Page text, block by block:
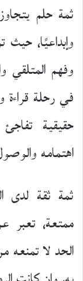
ثمة حلم
وإبداعيًا،
وفهم المتلقي
في رحلة
حقيقية
اهتمامه
ثمة ثقة لدى
ممتعة، تعبر
الحد لا